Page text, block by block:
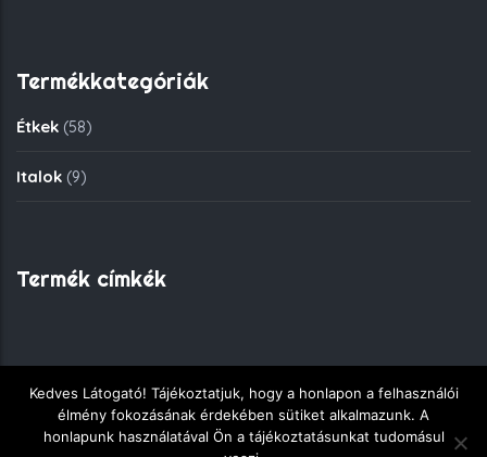
Termékkategóriák
Étkek (58)
Italok (9)
Termék címkék
Copyright © 2018 - Fekete Sas Gyorsétkezde - Minden jog
fenntartva.
Kedves Látogató! Tájékoztatjuk, hogy a honlapon a felhasználói
élmény fokozásának érdekében sütiket alkalmazunk. A
honlapunk használatával Ön a tájékoztatásunkat tudomásul